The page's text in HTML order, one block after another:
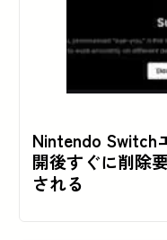
Nintendo Switch
開後すぐに削除
される